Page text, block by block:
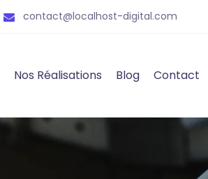
contact@localhost-digital.com
Nos Réalisations Blog Contact